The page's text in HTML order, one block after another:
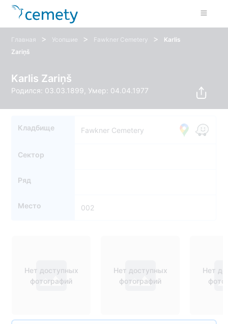
Главная > Усопшие > Fawkner Cemetery >
Karlis
Zariņš
Karlis Zariņš
Родился: 03.03.1899, Умер: 04.04.1977
Кладбище Fawkner Cemetery
Сектор
Ряд
Место 002
Нет доступных
фотографий
Нет доступных
фотографий
Нет